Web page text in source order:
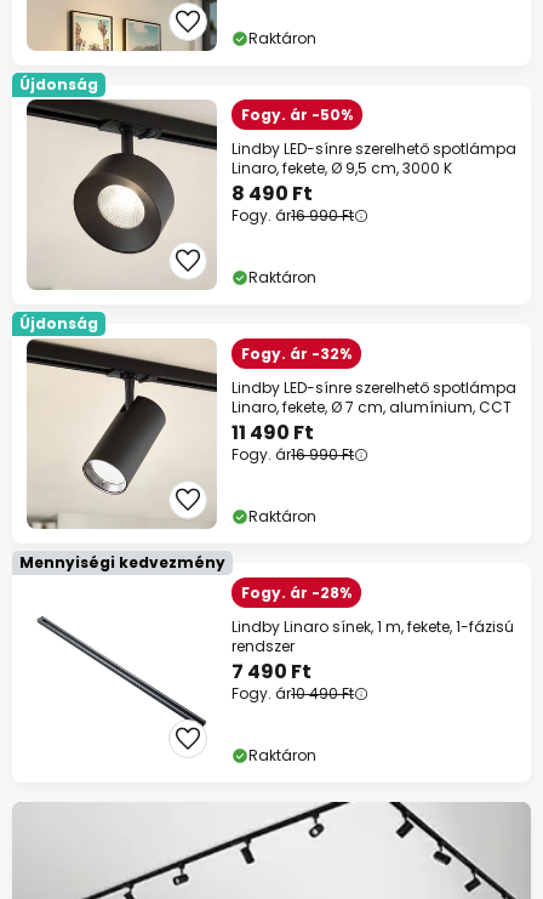
Raktáron
Újdonság
Fogy. ár -50%
Lindby LED-sínre szerelhető spotlámpa
Linaro, fekete, Ø 9,5 cm, 3000 K
8 490 Ft
Fogy. ár16 990 Ft
Raktáron
Újdonság
Fogy. ár -32%
Lindby LED-sínre szerelhető spotlámpa
Linaro, fekete, Ø 7 cm, alumínium, CCT
11 490 Ft
Fogy. ár16 990 Ft
Raktáron
Mennyiségi kedvezmény
Fogy. ár -28%
Lindby Linaro sínek, 1 m, fekete, 1-fázisú
rendszer
7 490 Ft
Fogy. ár10 490 Ft
Raktáron